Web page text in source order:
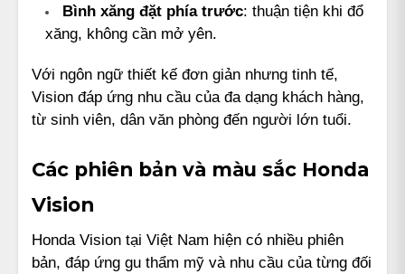
Bình xăng đặt phía trước: thuận tiện khi đổ
xăng, không cần mở yên.
Với ngôn ngữ thiết kế đơn giản nhưng tinh tế,
Vision đáp ứng nhu cầu của đa dạng khách hàng,
từ sinh viên, dân văn phòng đến người lớn tuổi.
Các phiên bản và màu sắc Honda
Vision
Honda Vision tại Việt Nam hiện có nhiều phiên
bản, đáp ứng gu thẩm mỹ và nhu cầu của từng đối